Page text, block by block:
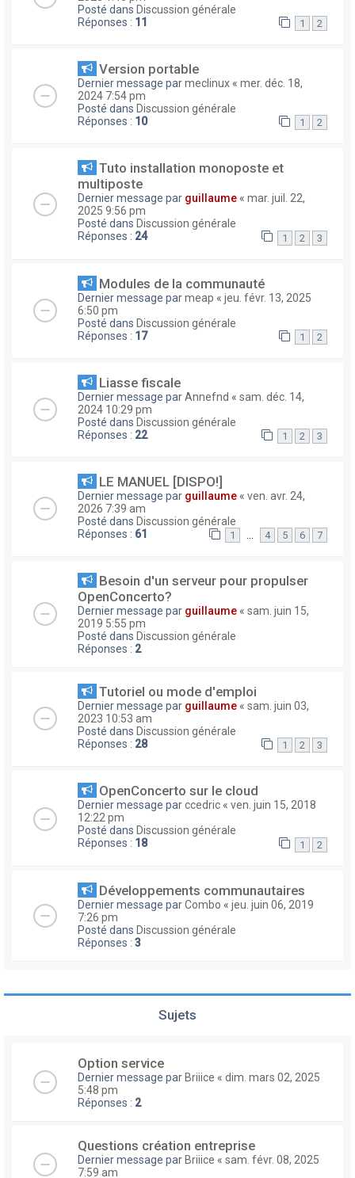
Posté dans Discussion générale
Réponses : 11 1 2
Version portable
Dernier message parmeclinux « mer. déc. 18,
2024 7:54 pm
Posté dans Discussion générale
Réponses : 10 1 2
Tuto installation monoposte et
multiposte
Dernier message par guillaume « mar. juil. 22,
2025 9:56 pm
Posté dans Discussion générale
Réponses : 24 1 2 3
Modules de la communauté
Dernier message parmeap « jeu. févr. 13, 2025
6:50 pm
Posté dans Discussion générale
Réponses : 17 1 2
Liasse fiscale
Dernier message parAnnefnd « sam. déc. 14,
2024 10:29 pm
Posté dans Discussion générale
Réponses : 22 1 2 3
LE MANUEL [DISPO!]
Dernier message par guillaume « ven. avr. 24,
2026 7:39 am
Posté dans Discussion générale
Réponses : 61 1 … 4 5 6 7
Besoin d'un serveur pour propulser
OpenConcerto?
Dernier message par guillaume « sam. juin 15,
2019 5:55 pm
Posté dans Discussion générale
Réponses : 2
Tutoriel ou mode d'emploi
Dernier message par guillaume « sam. juin 03,
2023 10:53 am
Posté dans Discussion générale
Réponses : 28 1 2 3
OpenConcerto sur le cloud
Dernier message parccedric « ven. juin 15, 2018
12:22 pm
Posté dans Discussion générale
Réponses : 18 1 2
Développements communautaires
Dernier message parCombo « jeu. juin 06, 2019
7:26 pm
Posté dans Discussion générale
Réponses : 3
Sujets
Option service
Dernier message parBriiice « dim. mars 02, 2025
5:48 pm
Réponses : 2
Questions création entreprise
Dernier message parBriiice « sam. févr. 08, 2025
7:59 am